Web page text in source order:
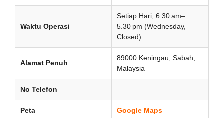
Waktu Operasi
Setiap Hari, 6.30 am–
5.30 pm (Wednesday,
Closed)
Alamat Penuh
89000 Keningau, Sabah,
Malaysia
No Telefon –
Peta Google Maps